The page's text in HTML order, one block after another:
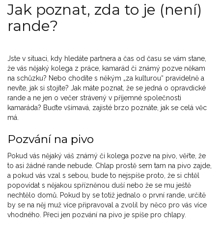
Jak poznat, zda to je (není)
rande?
Jste v situaci, kdy hledáte partnera a čas od času se vám stane,
že vás nějaký kolega z práce, kamarád či známý pozve někam
na schůzku? Nebo chodíte s někým „za kulturou“ pravidelně a
nevíte, jak si stojíte? Jak máte poznat, že se jedná o opravdické
rande a ne jen o večer strávený v příjemné společnosti
kamaráda? Buďte všímavá, zajisté brzo poznáte, jak se celá věc
má.
Pozvání na pivo
Pokud vás nějaký váš známý či kolega pozve na pivo, věřte, že
to asi žádné rande nebude. Chlap prostě sem tam na pivo zajde,
a pokud vás vzal s sebou, bude to nejspíše proto, že si chtěl
popovídat s nějakou spřízněnou duší nebo že se mu ještě
nechtělo domů. Pokud by se totiž jednalo o první rande, určitě
by se na něj muž více připravoval a zvolil by něco pro vás více
vhodného. Přeci jen pozvání na pivo je spíše pro chlapy.